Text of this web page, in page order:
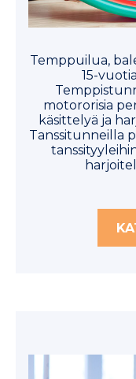
Temppuilua,
15-
motororisia
käsittelyä ja
Tanssitunneilla